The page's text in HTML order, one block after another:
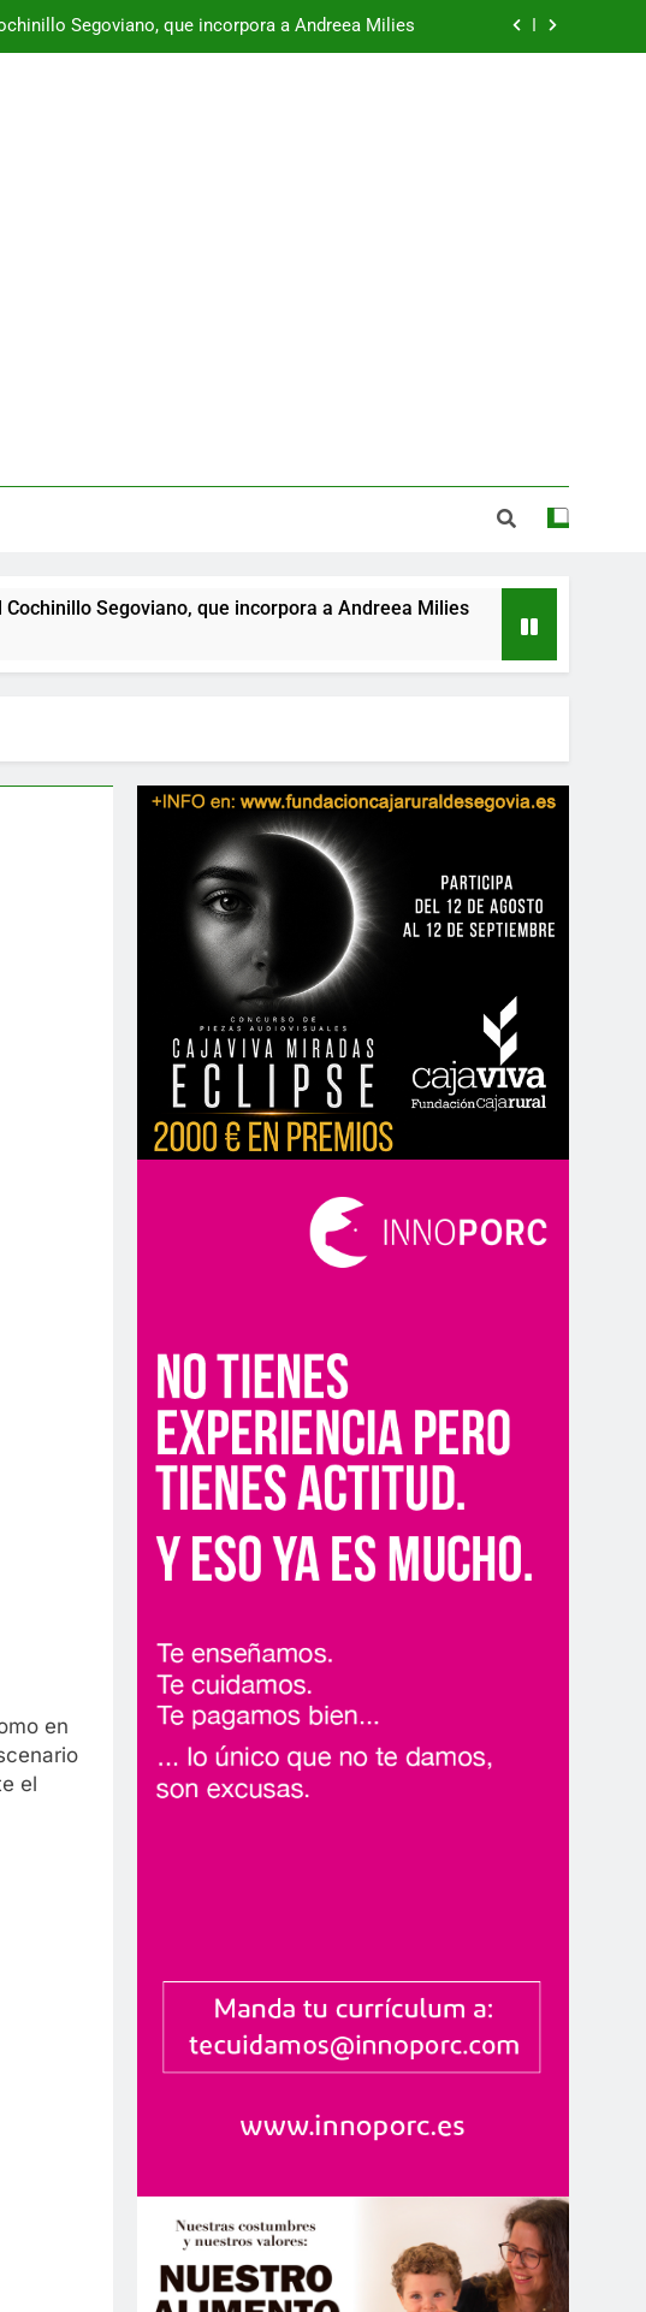
Segoviano, que incorpora a Andreea Milies
de Palazuelos de Eresma: viernes 7 de agosto
Segoviano, que incorpora a Andreea Milies
de Palazuelos de Eresma: jueves 6 de agosto
que incorpora a Andreea Milies
22 Horas Atrás
en
el